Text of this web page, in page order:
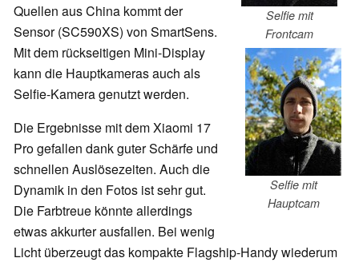
Selfie mit
Frontcam
Selfie mit
Hauptcam
Quellen aus China kommt der
Sensor (SC590XS) von SmartSens.
Mit dem rückseitigen Mini-Display
kann die Hauptkameras auch als
Selfie-Kamera genutzt werden.
Die Ergebnisse mit dem Xiaomi 17
Pro gefallen dank guter Schärfe und
schnellen Auslösezeiten. Auch die
Dynamik in den Fotos ist sehr gut.
Die Farbtreue könnte allerdings
etwas akkurter ausfallen. Bei wenig
Licht überzeugt das kompakte Flagship-Handy wiederum